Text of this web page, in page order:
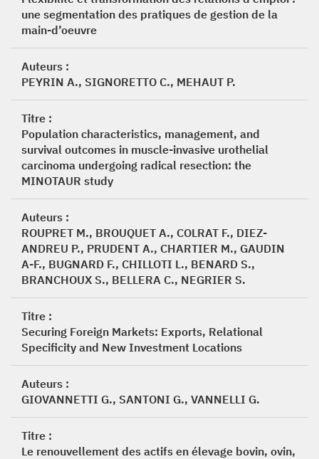
une segmentation des pratiques de gestion de la
main-d’oeuvre
Auteurs :
PEYRIN A., SIGNORETTO C., MEHAUT P.
Titre :
Population characteristics, management, and
survival outcomes in muscle-invasive urothelial
carcinoma undergoing radical resection: the
MINOTAUR study
Auteurs :
ROUPRET M., BROUQUET A., COLRAT F., DIEZ-
ANDREU P., PRUDENT A., CHARTIER M., GAUDIN
A-F., BUGNARD F., CHILLOTI L., BENARD S.,
BRANCHOUX S., BELLERA C., NEGRIER S.
Titre :
Securing Foreign Markets: Exports, Relational
Specificity and New Investment Locations
Auteurs :
GIOVANNETTI G., SANTONI G., VANNELLI G.
Titre :
Le renouvellement des actifs en élevage bovin, ovin,